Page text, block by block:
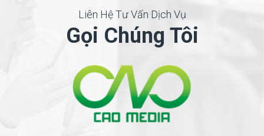
Liên Hệ Tư Vấn Dịch Vụ
Gọi Chúng Tôi